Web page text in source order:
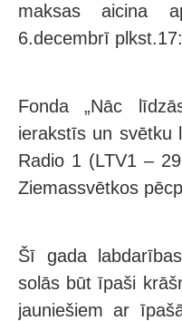
maksas aicina
6.decembrī
Fonda „Nāc
ierakstīs un svētku
Radio 1 (LTV1 –
Ziemassvētkos
Šī gada
solās būt īpaši
jauniešiem ar